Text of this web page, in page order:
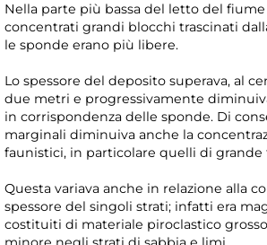
Nella parte più bassa del letto del
concentrati grandi blocchi trascinati
le sponde erano più libere.
Lo spessore del deposito superava, al
due metri e progressivamente
in corrispondenza delle sponde. Di
marginali diminuiva anche la
faunistici, in particolare quelli di grande
Questa variava anche in relazione alla
spessore del singoli strati; infatti era
costituiti di materiale piroclastico